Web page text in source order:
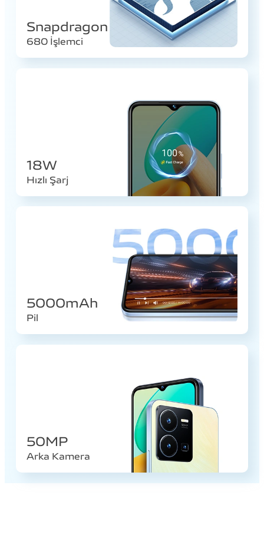
Snapdragon
680 İşlemci
18W
Hızlı Şarj
5000mAh
Pil
50MP
Arka Kamera